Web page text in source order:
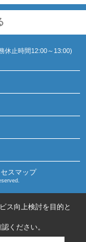
休止時間12:00～13:00)
セスマップ
ス向上検討を目的と
ください。